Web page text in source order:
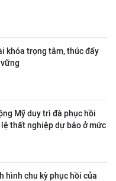
khóa trọng tâm, thúc đẩy
Mỹ duy trì đà phục hồi
thất nghiệp dự báo ở mức
hình chu kỳ phục hồi của